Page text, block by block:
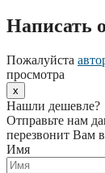
Написать
Пожалуйста
просмотра
x
Нашли дешевле?
Отправьте нам
перезвонит Вам
Имя